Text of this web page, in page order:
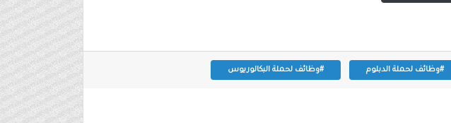
#وظائف لحملة الدبلوم #وظائف لحملة البكالوريوس